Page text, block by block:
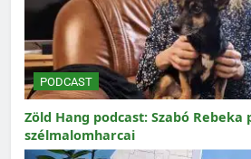
PODCAST
Zöld Hang podcast: Szabó
szélmalomharcai